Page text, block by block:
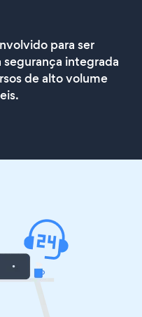
para ser
segurança integrada
de alto volume